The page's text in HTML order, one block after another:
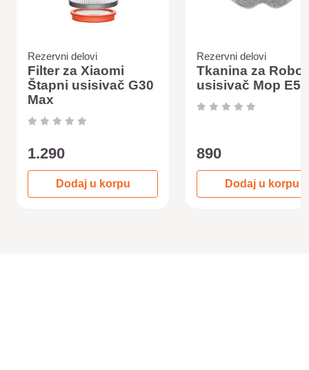
Rezervni delovi
Filter za Xiaomi
Štapni usisivač G30
Max
1.290
Dodaj u korpu
Rezervni delovi
Tkanina za Robot
usisivač Mop E5
890
Dodaj u korpu